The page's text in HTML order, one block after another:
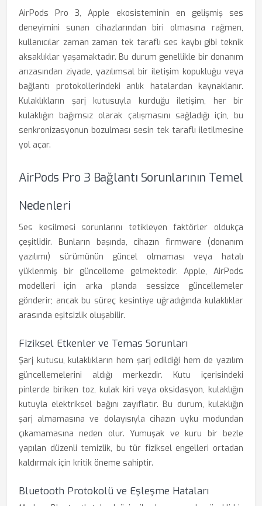
AirPods Pro 3, Apple ekosisteminin en gelişmiş ses
deneyimini sunan cihazlarından biri olmasına rağmen,
kullanıcılar zaman zaman tek taraflı ses kaybı gibi teknik
aksaklıklar yaşamaktadır. Bu durum genellikle bir donanım
arızasından ziyade, yazılımsal bir iletişim kopukluğu veya
bağlantı protokollerindeki anlık hatalardan kaynaklanır.
Kulaklıkların şarj kutusuyla kurduğu iletişim, her bir
kulaklığın bağımsız olarak çalışmasını sağladığı için, bu
senkronizasyonun bozulması sesin tek taraflı iletilmesine
yol açar.
AirPods Pro 3 Bağlantı Sorunlarının Temel
Nedenleri
Ses kesilmesi sorunlarını tetikleyen faktörler oldukça
çeşitlidir. Bunların başında, cihazın firmware (donanım
yazılımı) sürümünün güncel olmaması veya hatalı
yüklenmiş bir güncelleme gelmektedir. Apple, AirPods
modelleri için arka planda sessizce güncellemeler
gönderir; ancak bu süreç kesintiye uğradığında kulaklıklar
arasında eşitsizlik oluşabilir.
Fiziksel Etkenler ve Temas Sorunları
Şarj kutusu, kulaklıkların hem şarj edildiği hem de yazılım
güncellemelerini aldığı merkezdir. Kutu içerisindeki
pinlerde biriken toz, kulak kiri veya oksidasyon, kulaklığın
kutuyla elektriksel bağını zayıflatır. Bu durum, kulaklığın
şarj almamasına ve dolayısıyla cihazın uyku modundan
çıkamamasına neden olur. Yumuşak ve kuru bir bezle
yapılan düzenli temizlik, bu tür fiziksel engelleri ortadan
kaldırmak için kritik öneme sahiptir.
Bluetooth Protokolü ve Eşleşme Hataları